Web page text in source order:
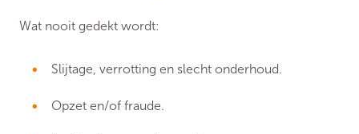
Wat nooit gedekt wordt:
Slijtage, verrotting en slecht onderhoud.
Opzet en/of fraude.